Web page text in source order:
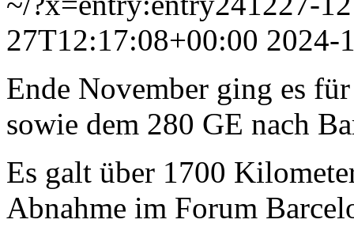
27T12:17:08+00:00 2024-
Ende November ging es
sowie dem 280 GE nach
Es galt über 1700
Abnahme im Forum